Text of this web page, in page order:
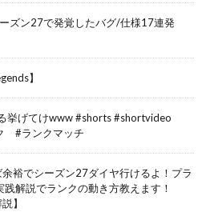
ズン27で発覚したバグ/仕様17連発
】
挙げてけwww #shorts #shortvideo
#ランクマッチ
裕でシーズン27ダイヤ行けるよ！プラ
解説でランクの動き方教えます！
】